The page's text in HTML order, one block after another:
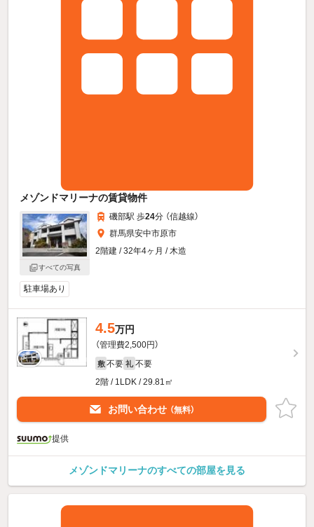
メゾンドマリーナの賃貸物件
すべての写真
磯部駅 歩24分 （信越線）
群馬県安中市原市
2階建 / 32年4ヶ月 / 木造
駐車場あり
4.5万円
（管理費2,500円）
敷 不要 礼 不要
2階 / 1LDK / 29.81㎡
お問い合わせ （無料）
提供
メゾンドマリーナのすべての部屋を見る